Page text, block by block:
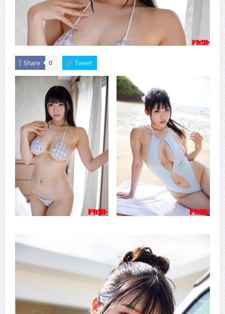
Share 0 Tweet